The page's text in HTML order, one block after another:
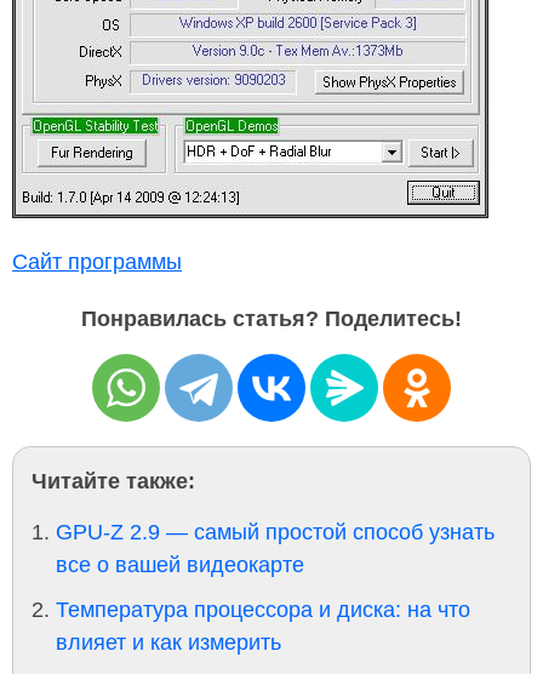
Сайт программы
Понравилась статья? Поделитесь!
Читайте также:
GPU-Z 2.9 — самый простой способ узнать
все о вашей видеокарте
Температура процессора и диска: на что
влияет и как измерить